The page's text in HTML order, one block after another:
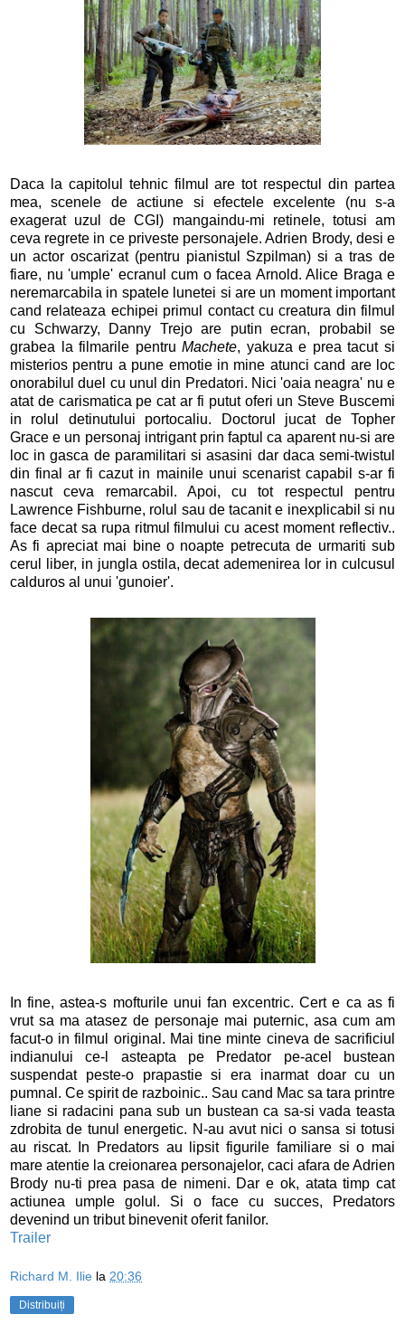
Daca la capitolul tehnic filmul are tot respectul din partea
mea, scenele de actiune si efectele excelente (nu s-a
exagerat uzul de CGI) mangaindu-mi retinele, totusi am
ceva regrete in ce priveste personajele. Adrien Brody, desi e
un actor oscarizat (pentru pianistul Szpilman) si a tras de
fiare, nu 'umple' ecranul cum o facea Arnold. Alice Braga e
neremarcabila in spatele lunetei si are un moment important
cand relateaza echipei primul contact cu creatura din filmul
cu Schwarzy, Danny Trejo are putin ecran, probabil se
grabea la filmarile pentruMachete, yakuza e prea tacut si
misterios pentru a pune emotie in mine atunci cand are loc
onorabilul duel cu unul din Predatori. Nici 'oaia neagra' nu e
atat de carismatica pe cat ar fi putut oferi un Steve Buscemi
in rolul detinutului portocaliu. Doctorul jucat de Topher
Grace e un personaj intrigant prin faptul ca aparent nu-si are
loc in gasca de paramilitari si asasini dar daca semi-twistul
din final ar fi cazut in mainile unui scenarist capabil s-ar fi
nascut ceva remarcabil. Apoi, cu tot respectul pentru
Lawrence Fishburne, rolul sau de tacanit e inexplicabil si nu
face decat sa rupa ritmul filmului cu acest moment reflectiv..
As fi apreciat mai bine o noapte petrecuta de urmariti sub
cerul liber, in jungla ostila, decat ademenirea lor in culcusul
calduros al unui 'gunoier'.
In fine, astea-s mofturile unui fan excentric. Cert e ca as fi
vrut sa ma atasez de personaje mai puternic, asa cum am
facut-o in filmul original. Mai tine minte cineva de sacrificiul
indianului ce-l asteapta pe Predator pe-acel bustean
suspendat peste-o prapastie si era inarmat doar cu un
pumnal. Ce spirit de razboinic.. Sau cand Mac sa tara printre
liane si radacini pana sub un bustean ca sa-si vada teasta
zdrobita de tunul energetic. N-au avut nici o sansa si totusi
au riscat. In Predators au lipsit figurile familiare si o mai
mare atentie la creionarea personajelor, caci afara de Adrien
Brody nu-ti prea pasa de nimeni. Dar e ok, atata timp cat
actiunea umple golul. Si o face cu succes, Predators
devenind un tribut binevenit oferit fanilor.
Trailer
Richard M. Ilie la 20:36
Distribuiți